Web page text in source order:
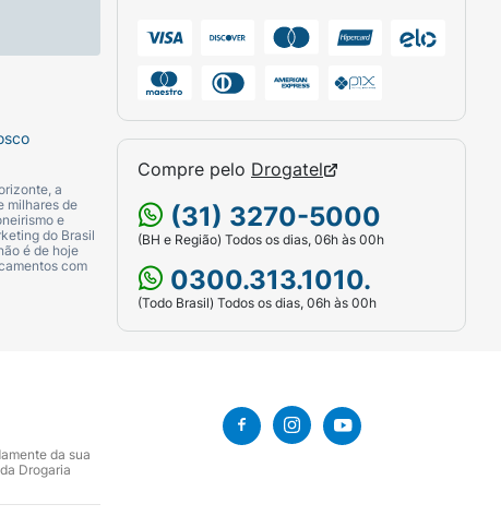
a
milhares de
e
do Brasil
é de hoje
com
Compre pelo Drogatel
(31) 3270-5000
(BH e Região) Todos os dias, 06h às 00h
0300.313.1010.
(Todo Brasil) Todos os dias, 06h às 00h
da sua
Drogaria